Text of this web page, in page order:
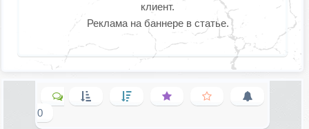
клиент.
Реклама на баннере в статье.
0